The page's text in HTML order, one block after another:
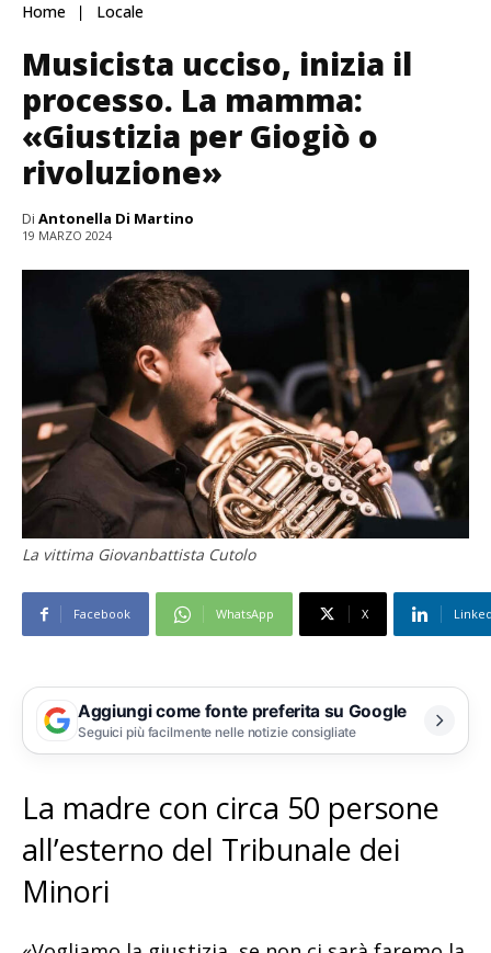
Home Locale
Musicista ucciso, inizia il
processo. La mamma:
«Giustizia per Giogiò o
rivoluzione»
Di Antonella Di Martino
19 MARZO 2024
La vittima Giovanbattista Cutolo
Facebook WhatsApp X
Aggiungi come fonte preferita su Google
Seguici più facilmente nelle notizie consigliate
La madre con circa 50 persone
all’esterno del Tribunale dei
Minori